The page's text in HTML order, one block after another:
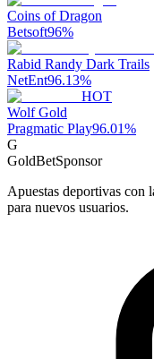
Coins of Dragon
Betsoft96%
Rabid Randy Dark Trails
NetEnt96.13%
HOT
Wolf Gold
Pragmatic Play96.01%
G
GoldBetSponsor
Apuestas deportivas con
para nuevos usuarios.